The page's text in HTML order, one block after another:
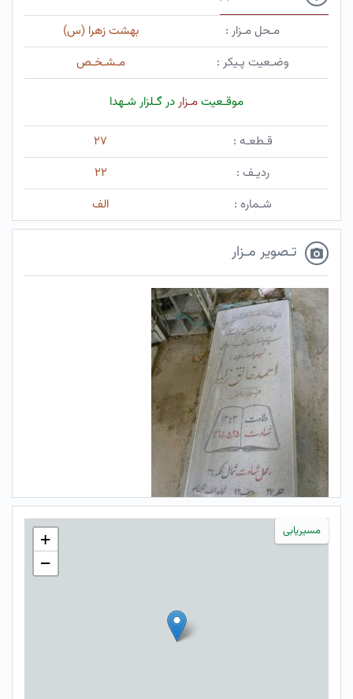
مـحل مـزار :
بهشت زهرا (س)
وضـعیت پـیکر :
مـشـخـص
موقـعیتمـزاردر گـلزار شـهدا
قـطعـه :
۲۷
ردیـف :
۲۲
شـماره :
الف
تـصویر مـزار
مسیریابی
+
−